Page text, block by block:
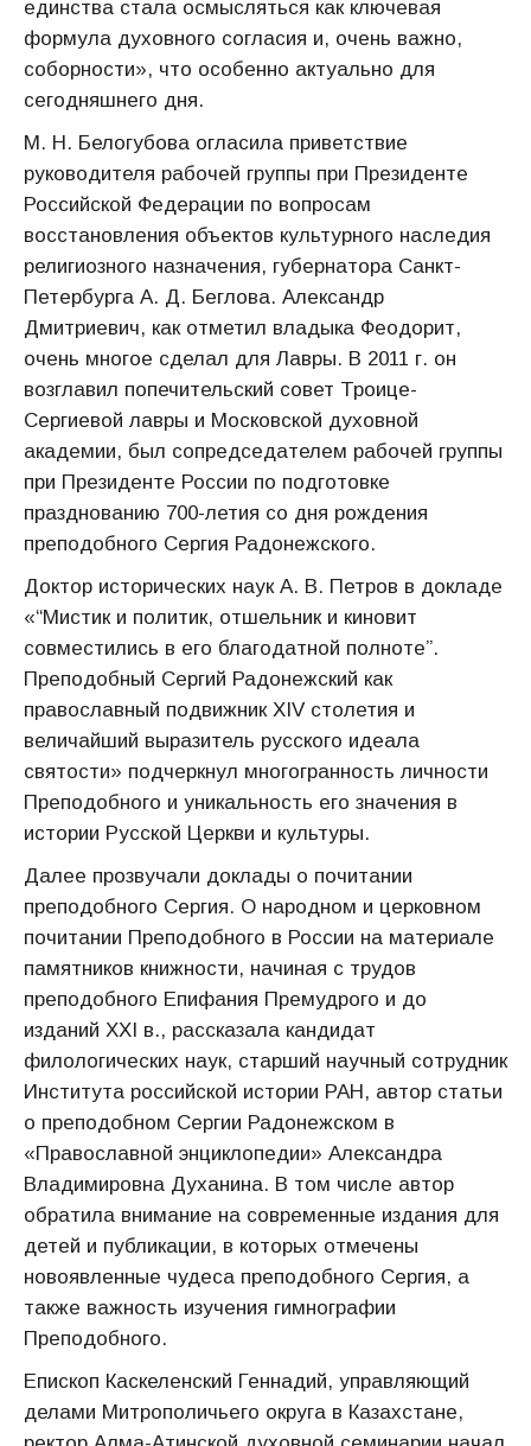
единства стала осмысляться как ключевая
формула духовного согласия и, очень важно,
соборности», что особенно актуально для
сегодняшнего дня.
М. Н. Белогубова огласила приветствие
руководителя рабочей группы при Президенте
Российской Федерации по вопросам
восстановления объектов культурного наследия
религиозного назначения, губернатора Санкт-
Петербурга А. Д. Беглова. Александр
Дмитриевич, как отметил владыка Феодорит,
очень многое сделал для Лавры. В 2011 г. он
возглавил попечительский совет Троице-
Сергиевой лавры и Московской духовной
академии, был сопредседателем рабочей группы
при Президенте России по подготовке
празднованию 700-летия со дня рождения
преподобного Сергия Радонежского.
Доктор исторических наук А. В. Петров в докладе
«“Мистик и политик, отшельник и киновит
совместились в его благодатной полноте”.
Преподобный Сергий Радонежский как
православный подвижник XIV столетия и
величайший выразитель русского идеала
святости» подчеркнул многогранность личности
Преподобного и уникальность его значения в
истории Русской Церкви и культуры.
Далее прозвучали доклады о почитании
преподобного Сергия. О народном и церковном
почитании Преподобного в России на материале
памятников книжности, начиная с трудов
преподобного Епифания Премудрого и до
изданий XXI в., рассказала кандидат
филологических наук, старший научный сотрудник
Института российской истории РАН, автор статьи
о преподобном Сергии Радонежском в
«Православной энциклопедии» Александра
Владимировна Духанина. В том числе автор
обратила внимание на современные издания для
детей и публикации, в которых отмечены
новоявленные чудеса преподобного Сергия, а
также важность изучения гимнографии
Преподобного.
Епископ Каскеленский Геннадий, управляющий
делами Митрополичьего округа в Казахстане,